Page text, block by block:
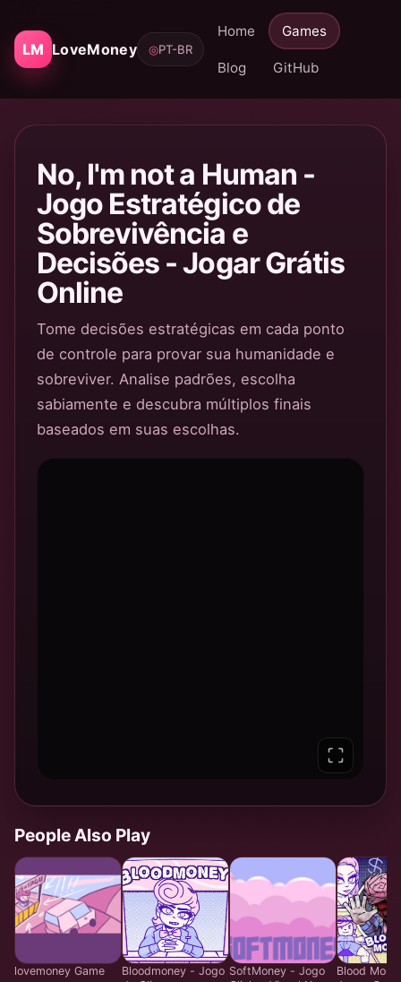
LM LoveMoney
Home Games
Blog GitHub
◎PT-BR
No, I'm not a Human -
Jogo Estratégico de
Sobrevivência e
Decisões - Jogar Grátis
Online
Tome decisões estratégicas em cada ponto
de controle para provar sua humanidade e
sobreviver. Analise padrões, escolha
sabiamente e descubra múltiplos finais
baseados em suas escolhas.
People Also Play
lovemoney Game
Bloodmoney - Jogo SoftMoney - Jogo
Blood